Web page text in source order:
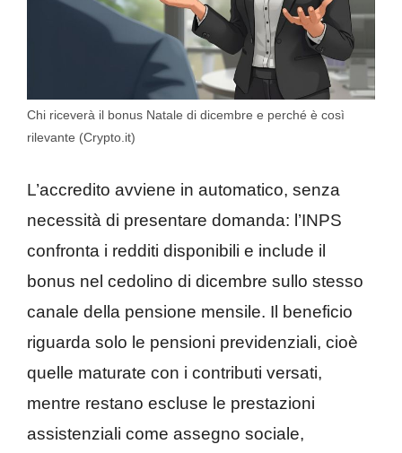
Chi riceverà il bonus Natale di dicembre e perché è così
rilevante (Crypto.it)
L’accredito avviene in automatico, senza
necessità di presentare domanda: l’INPS
confronta i redditi disponibili e include il
bonus nel cedolino di dicembre sullo stesso
canale della pensione mensile. Il beneficio
riguarda solo le pensioni previdenziali, cioè
quelle maturate con i contributi versati,
mentre restano escluse le prestazioni
assistenziali come assegno sociale,